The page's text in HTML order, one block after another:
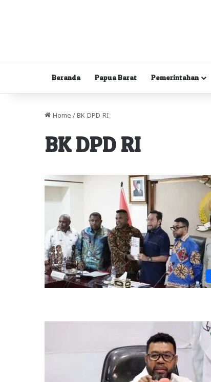
Beranda Papua Barat Pemerintahan
Home / BK DPD RI
BK DPD RI